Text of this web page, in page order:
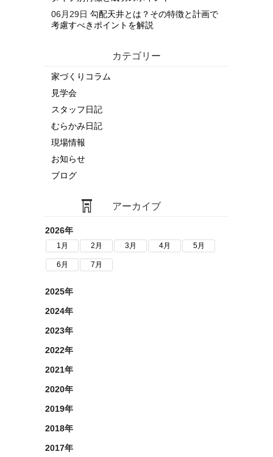
06月29日 勾配天井とは？その特徴と計画で
考慮すべきポイントを解説
カテゴリー
家づくりコラム
見学会
スタッフ日記
むらかみ日記
現場情報
お知らせ
ブログ
アーカイブ
2026年
1月 2月 3月 4月 5月
6月 7月
2025年
2024年
2023年
2022年
2021年
2020年
2019年
2018年
2017年